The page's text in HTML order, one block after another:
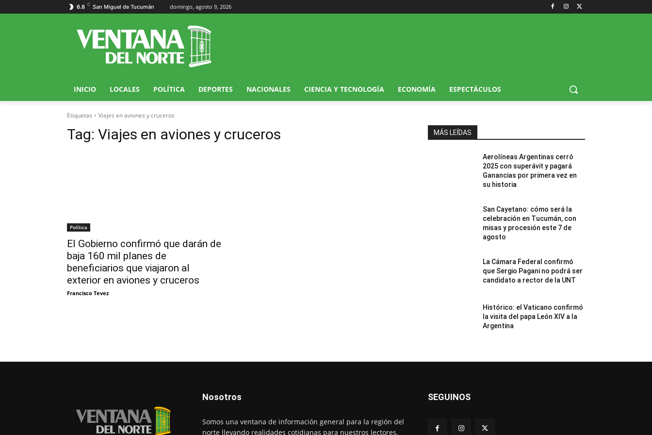
6.8 C San Miguel de Tucumán domingo, agosto 9, 2026
INICIO LOCALES POLÍTICA DEPORTES NACIONALES CIENCIA Y TECNOLOGÍA ECONOMÍA ESPECTÁCULOS
Etiquetas Viajes en aviones y cruceros
Tag: Viajes en aviones y cruceros
Política
El Gobierno confirmó que darán de
baja 160 mil planes de
beneficiarios que viajaron al
exterior en aviones y cruceros
Francisco Tevez
MÁS LEÍDAS
Aerolíneas Argentinas cerró
2025 con superávit y pagará
Ganancias por primera vez en
su historia
San Cayetano: cómo será la
celebración en Tucumán, con
misas y procesión este 7 de
agosto
La Cámara Federal confirmó
que Sergio Pagani no podrá ser
candidato a rector de la UNT
Histórico: el Vaticano confirmó
la visita del papa León XIV a la
Argentina
Nosotros
Somos una ventana de información general para la región del
norte llevando realidades cotidianas para nuestros lectores.
SEGUINOS